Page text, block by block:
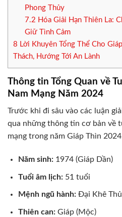
Phong Thủy
7.2 Hóa Giải Hạn Thiên La:
Giữ Tình Cảm
8 Lời Khuyên Tổng Thể Cho
Thách, Hướng Tới An Lành
Thông tin Tổng Quan về
Nam Mạng Năm 2024
Trước khi đi sâu vào các luận
qua những thông tin cơ bản về
mạng trong năm Giáp Thìn
Năm sinh:1974 (Giáp Dần)
Tuổi âm lịch:51 tuổi
Mệnh ngũ hành:Đại Khê
Thiên can:Giáp (Mộc)